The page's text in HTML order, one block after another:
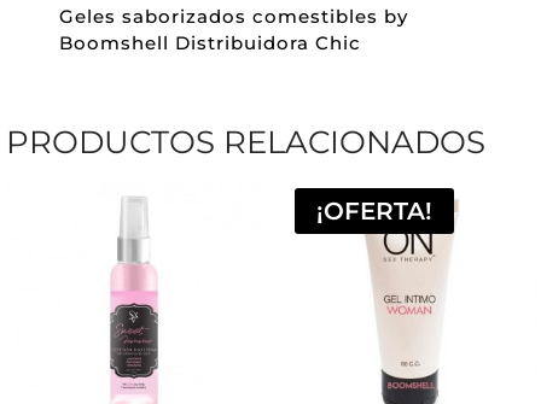
Geles saborizados comestibles by
Boomshell Distribuidora Chic
PRODUCTOS RELACIONADOS
¡OFERTA!